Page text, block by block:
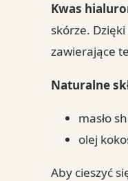
Kwas
skórze.
zawierające
Naturalne
masło
olej
Aby cieszyć